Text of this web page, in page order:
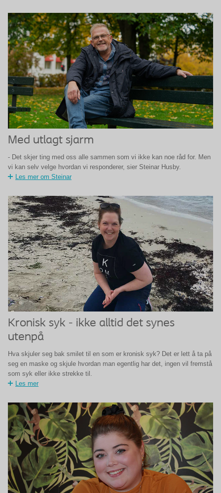
Med utlagt sjarm
- Det skjer ting med oss alle sammen som vi ikke kan noe råd for. Men
vi kan selv velge hvordan vi responderer, sier Steinar Husby.
Les mer om Steinar
Kronisk syk - ikke alltid det synes
utenpå
Hva skjuler seg bak smilet til en som er kronisk syk? Det er lett å ta på
seg en maske og skjule hvordan man egentlig har det, ingen vil fremstå
som syk eller ikke strekke til.
Les mer